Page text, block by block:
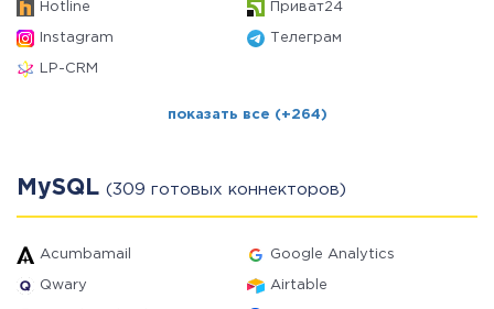
Hotline Приват24
Instagram Телеграм
LP-CRM
показать все (+264)
MySQL (309 готовых коннекторов)
Acumbamail Google Analytics
Qwary Airtable